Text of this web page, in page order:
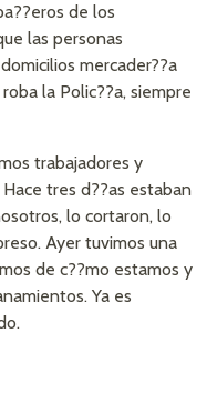
de los
las personas
mercader??a
la Polic??a, siempre
trabajadores y
tres d??as estaban
lo cortaron, lo
Ayer tuvimos una
de c??mo estamos y
Ya es